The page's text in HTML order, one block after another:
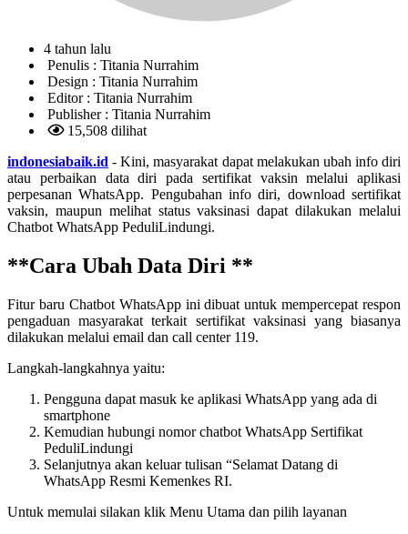
4 tahun lalu
Penulis : Titania Nurrahim
Design : Titania Nurrahim
Editor : Titania Nurrahim
Publisher : Titania Nurrahim
15,508 dilihat
indonesiabaik.id - Kini, masyarakat dapat melakukan ubah info diri
atau perbaikan data diri pada sertifikat vaksin melalui aplikasi
perpesanan WhatsApp. Pengubahan info diri, download sertifikat
vaksin, maupun melihat status vaksinasi dapat dilakukan melalui
Chatbot WhatsApp PeduliLindungi.
**Cara Ubah Data Diri **
Fitur baru Chatbot WhatsApp ini dibuat untuk mempercepat respon
pengaduan masyarakat terkait sertifikat vaksinasi yang biasanya
dilakukan melalui email dan call center 119.
Langkah-langkahnya yaitu:
Pengguna dapat masuk ke aplikasi WhatsApp yang ada di
smartphone
Kemudian hubungi nomor chatbot WhatsApp Sertifikat
PeduliLindungi
Selanjutnya akan keluar tulisan “Selamat Datang di
WhatsApp Resmi Kemenkes RI.
Untuk memulai silakan klik Menu Utama dan pilih layanan